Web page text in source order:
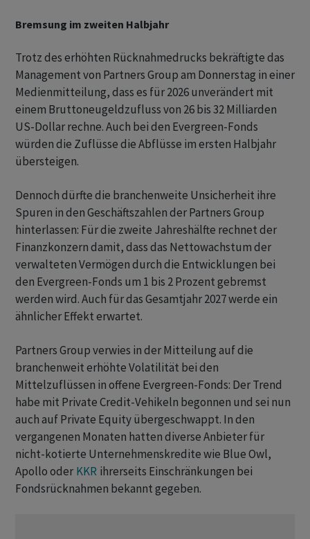
Bremsung im zweiten Halbjahr
Trotz des erhöhten Rücknahmedrucks bekräftigte das
Management von Partners Group am Donnerstag in einer
Medienmitteilung, dass es für 2026 unverändert mit
einem Bruttoneugeldzufluss von 26 bis 32 Milliarden
US-Dollar rechne. Auch bei den Evergreen-Fonds
würden die Zuflüsse die Abflüsse im ersten Halbjahr
übersteigen.
Dennoch dürfte die branchenweite Unsicherheit ihre
Spuren in den Geschäftszahlen der Partners Group
hinterlassen: Für die zweite Jahreshälfte rechnet der
Finanzkonzern damit, dass das Nettowachstum der
verwalteten Vermögen durch die Entwicklungen bei
den Evergreen-Fonds um 1 bis 2 Prozent gebremst
werden wird. Auch für das Gesamtjahr 2027 werde ein
ähnlicher Effekt erwartet.
Partners Group verwies in der Mitteilung auf die
branchenweit erhöhte Volatilität bei den
Mittelzuflüssen in offene Evergreen-Fonds: Der Trend
habe mit Private Credit-Vehikeln begonnen und sei nun
auch auf Private Equity übergeschwappt. In den
vergangenen Monaten hatten diverse Anbieter für
nicht-kotierte Unternehmenskredite wie Blue Owl,
Apollo oder KKR ihrerseits Einschränkungen bei
Fondsrücknahmen bekannt gegeben.